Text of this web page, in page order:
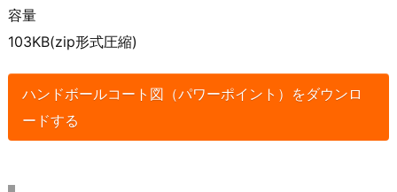
容量
103KB(zip形式圧縮)
ハンドボールコート図（パワーポイント）をダウンロ
ードする